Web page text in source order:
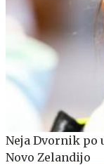
Neja Dvornik po
Novo Zelandijo